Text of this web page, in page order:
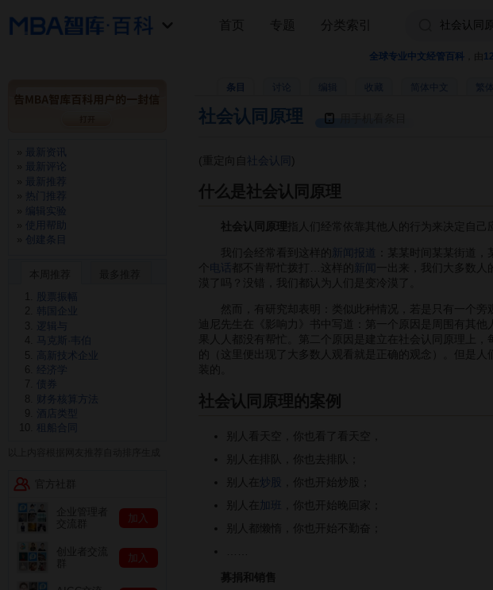
全球专业中文经管百科
条目 收藏
社会认同原理
(重定向自 社会认同
什么是社会认同原理
社会认同原理 指人们经常依靠其他人的行为来决定自
我们会经常看到这样的 新闻报道
：某某时间某某街道
个 电话 都不肯帮忙拨打…这样的 新闻 一出来，我们大多数
漠了吗？没错，我们都认为人们是变冷漠了。
然而，有研究却表明：类似此种情况，若是只有一个旁
迪尼先生在《影响力》书中写道：第一个原因是周围有其
果人人都没有帮忙。第二个原因是建立在社会认同原理上
的（这里便出现了大多数人观看就是正确的观念）。但是
装的。
社会认同原理的案例
别人看天空，你也看了看天空，
别人在排队，你也去排队；
别人在 炒股
，你也开始炒股；
别人在 加班
，你也开始晚回家；
别人都懒惰，你也开始不勤奋；
募捐和销售
首页 专题 分类索引
最新资讯
最新评论
最新推荐
热门推荐
编辑实验
使用帮助
创建条目
股票振幅
韩国企业
逻辑与
马克斯·韦伯
高新技术企业
经济学
债券
财务核算方法
酒店类型
租船合同
加入
加入